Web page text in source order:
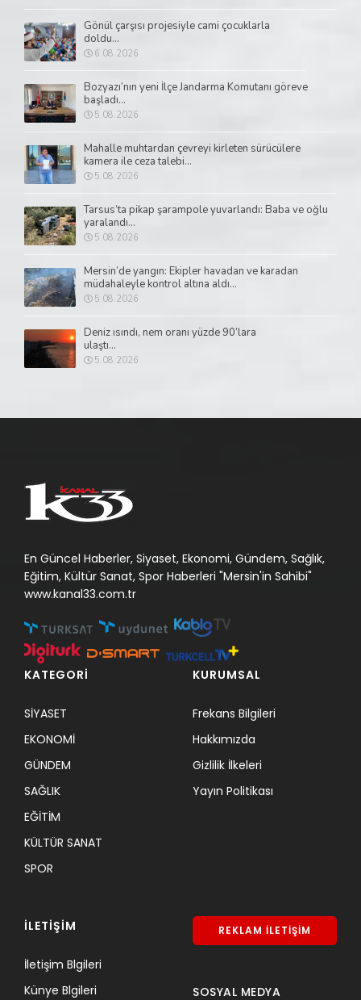
Gönül çarşısı projesiyle cami çocuklarla
doldu...
6.08.2026
Bozyazı’nın yeni İlçe Jandarma Komutanı göreve
başladı...
5.08.2026
Mahalle muhtardan çevreyi kirleten sürücülere
kamera ile ceza talebi...
5.08.2026
Tarsus’ta pikap şarampole yuvarlandı: Baba ve oğlu
yaralandı...
5.08.2026
Mersin’de yangın: Ekipler havadan ve karadan
müdahaleyle kontrol altına aldı...
5.08.2026
Deniz ısındı, nem oranı yüzde 90’lara
ulaştı...
5.08.2026
En Güncel Haberler, Siyaset, Ekonomi, Gündem, Sağlık,
Eğitim, Kültür Sanat, Spor Haberleri "Mersin'in Sahibi"
www.kanal33.com.tr
KATEGORİ
SİYASET
EKONOMİ
GÜNDEM
SAĞLIK
EĞİTİM
KÜLTÜR SANAT
SPOR
KURUMSAL
Frekans Bilgileri
Hakkımızda
Gizlilik İlkeleri
Yayın Politikası
İLETİŞİM
İletişim Blgileri
Künye Blgileri
REKLAM İLETİŞİM
SOSYAL MEDYA